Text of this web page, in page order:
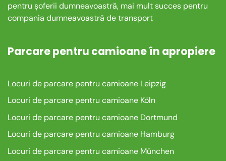
pentru șoferii dumneavoastră, mai mult succes pentru
compania dumneavoastră de transport
Parcare pentru camioane în apropiere
Locuri de parcare pentru camioane Leipzig
Locuri de parcare pentru camioane Köln
Locuri de parcare pentru camioane Dortmund
Locuri de parcare pentru camioane Hamburg
Locuri de parcare pentru camioane München